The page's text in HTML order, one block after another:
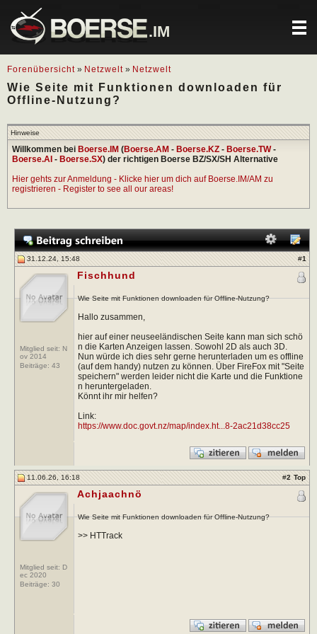
.IM
Forenübersicht » Netzwelt » Netzwelt
Wie Seite mit Funktionen downloaden für
Offline-Nutzung?
Hinweise
Willkommen bei Boerse.IM (Boerse.AM - Boerse.KZ - Boerse.TW-
Boerse.AI - Boerse.SX) der richtigen Boerse BZ/SX/SH Alternative
Hier gehts zur Anmeldung - Klicke hier um dich auf Boerse.IM/AM zu
registrieren - Register to see all our areas!
31.12.24, 15:48 #1
Mitglied seit: N
ov 2014
Beiträge: 43
Fischhund
Wie Seite mit Funktionen downloaden für Offline-Nutzung?
Hallo zusammen,
hier auf einer neuseeländischen Seite kann man sich schö
n die Karten Anzeigen lassen. Sowohl 2D als auch 3D.
Nun würde ich dies sehr gerne herunterladen um es offline
(auf dem handy) nutzen zu können. Über FireFox mit "Seite
speichern" werden leider nicht die Karte und die Funktione
n heruntergeladen.
Könnt ihr mir helfen?
Link:
https://www.doc.govt.nz/map/index.ht...8-2ac21d38cc25
11.06.26, 16:18 #2 Top
Mitglied seit: D
ec 2020
Beiträge: 30
Achjaachnö
Wie Seite mit Funktionen downloaden für Offline-Nutzung?
>> HTTrack